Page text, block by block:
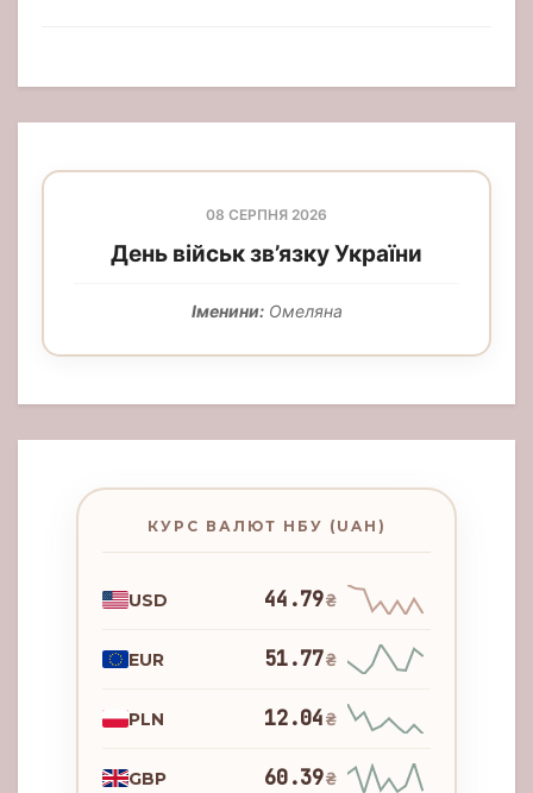
08 СЕРПНЯ 2026
День військ зв’язку України
Іменини:Омеляна
КУРС ВАЛЮТ НБУ (UAH)
USD 44.79₴
EUR 51.77₴
PLN 12.04₴
GBP 60.39₴